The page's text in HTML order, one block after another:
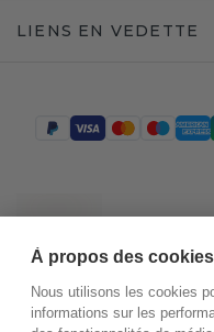
LIENS EN VEDETTE
À propos des
Nous utilisons les cookies
informations sur les